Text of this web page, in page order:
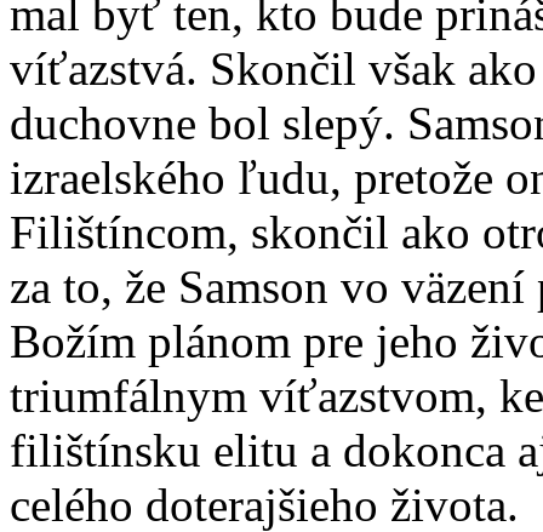
mal byť ten, kto bude
víťazstvá. Skončil však
duchovne bol slepý.
izraelského ľudu, pretože
Filištíncom, skončil ako
za to, že Samson vo
Božím plánom pre jeho
triumfálnym víťazstvom,
filištínsku elitu a dokonca
celého doterajšieho života.